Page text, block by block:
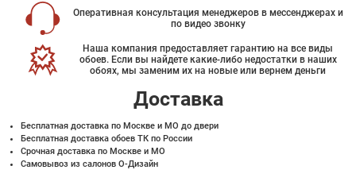
Оперативная консультация менеджеров в мессенджерах и
по видео звонку
Наша компания предоставляет гарантию на все виды
обоев. Если вы найдете какие-либо недостатки в наших
обоях, мы заменим их на новые или вернем деньги
Доставка
Бесплатная доставка по Москве и МО до двери
Бесплатная доставка обоев ТК по России
Срочная доставка по Москве и МО
Самовывоз из салонов О-Дизайн